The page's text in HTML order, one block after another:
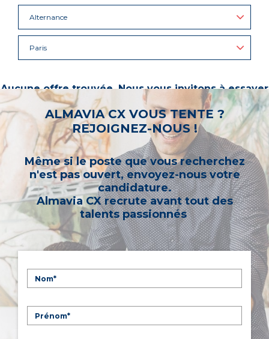
Alternance
Paris
Aucune offre trouvée. Nous vous invitons à essayer
d’autres mots-clés ou à sélectionner un « métier ».
ALMAVIA CX VOUS TENTE ?
REJOIGNEZ-NOUS !
Même si le poste que vous recherchez
n'est pas ouvert, envoyez-nous votre
candidature.
Almavia CX recrute avant tout des
talents passionnés